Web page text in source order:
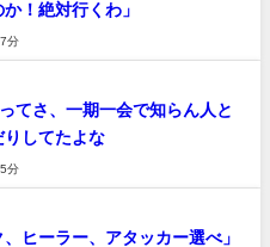
か！絶対行くわ」
分
てさ、一期一会で知らん人と
りしてたよな
分
ヒーラー、アタッカー選べ」